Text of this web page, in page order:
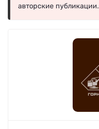
авторские публикации.